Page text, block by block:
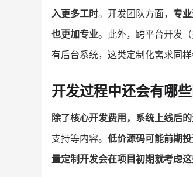
入更多工时。开发团队方面， 专
也更加专业。此外，跨平台开发
有后台系统，这类定制化需求同样
开发过程中还会有哪些
除了核心开发费用，系统上线后
支持等内容。 低价源码可能前期
量定制开发会在项目初期就考虑